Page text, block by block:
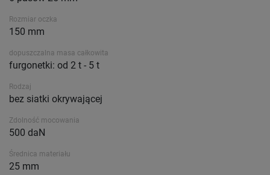
Rozmiar oczka
150 mm
dopuszczalna masa całkowita
furgonetki: od 2 t - 5 t
Rodzaj
bez siatki okrywającej
Zdolność mocowania
500 daN
Średnica materiału
25 mm